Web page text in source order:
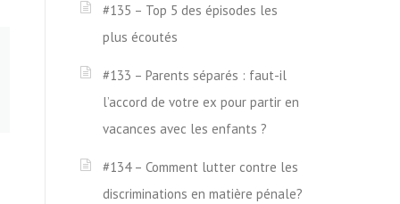
#135 – Top 5 des épisodes les
plus écoutés
#133 – Parents séparés : faut-il
l’accord de votre ex pour partir en
vacances avec les enfants ?
#134 – Comment lutter contre les
discriminations en matière pénale?